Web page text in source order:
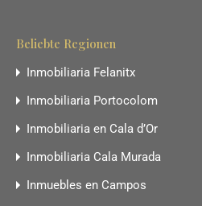
Beliebte Regionen
Inmobiliaria Felanitx
Inmobiliaria Portocolom
Inmobiliaria en Cala d’Or
Inmobiliaria Cala Murada
Inmuebles en Campos